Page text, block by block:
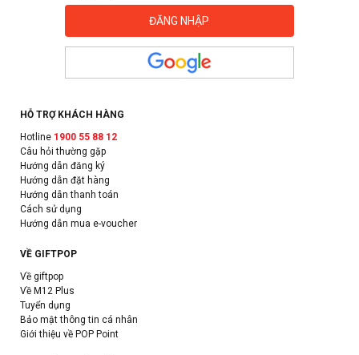
HỖ TRỢ KHÁCH HÀNG
Hotline 1900 55 88 12
Câu hỏi thường gặp
Hướng dẫn đăng ký
Hướng dẫn đặt hàng
Hướng dẫn thanh toán
Cách sử dụng
Hướng dẫn mua e-voucher
VỀ GIFTPOP
Về giftpop
Về M12 Plus
Tuyển dụng
Bảo mật thông tin cá nhân
Giới thiệu về POP Point